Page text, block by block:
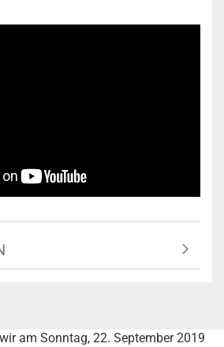
am Sonntag, 22. September 2019